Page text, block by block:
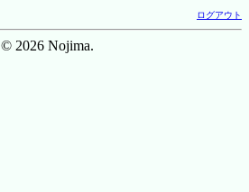
ログアウト
© 2026 Nojima.